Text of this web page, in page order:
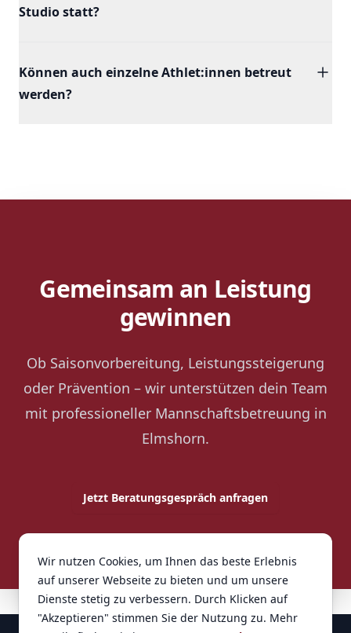
Studio statt?
Können auch einzelne Athlet:innen betreut
werden?
Gemeinsam an Leistung
gewinnen
Ob Saisonvorbereitung, Leistungssteigerung
oder Prävention – wir unterstützen dein Team
mit professioneller Mannschaftsbetreuung in
Elmshorn.
Jetzt Beratungsgespräch anfragen
Wir nutzen Cookies, um Ihnen das beste Erlebnis
auf unserer Webseite zu bieten und um unsere
Dienste stetig zu verbessern. Durch Klicken auf
"Akzeptieren" stimmen Sie der Nutzung zu. Mehr